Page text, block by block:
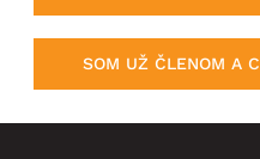
SOM UŽ ČLENOM A